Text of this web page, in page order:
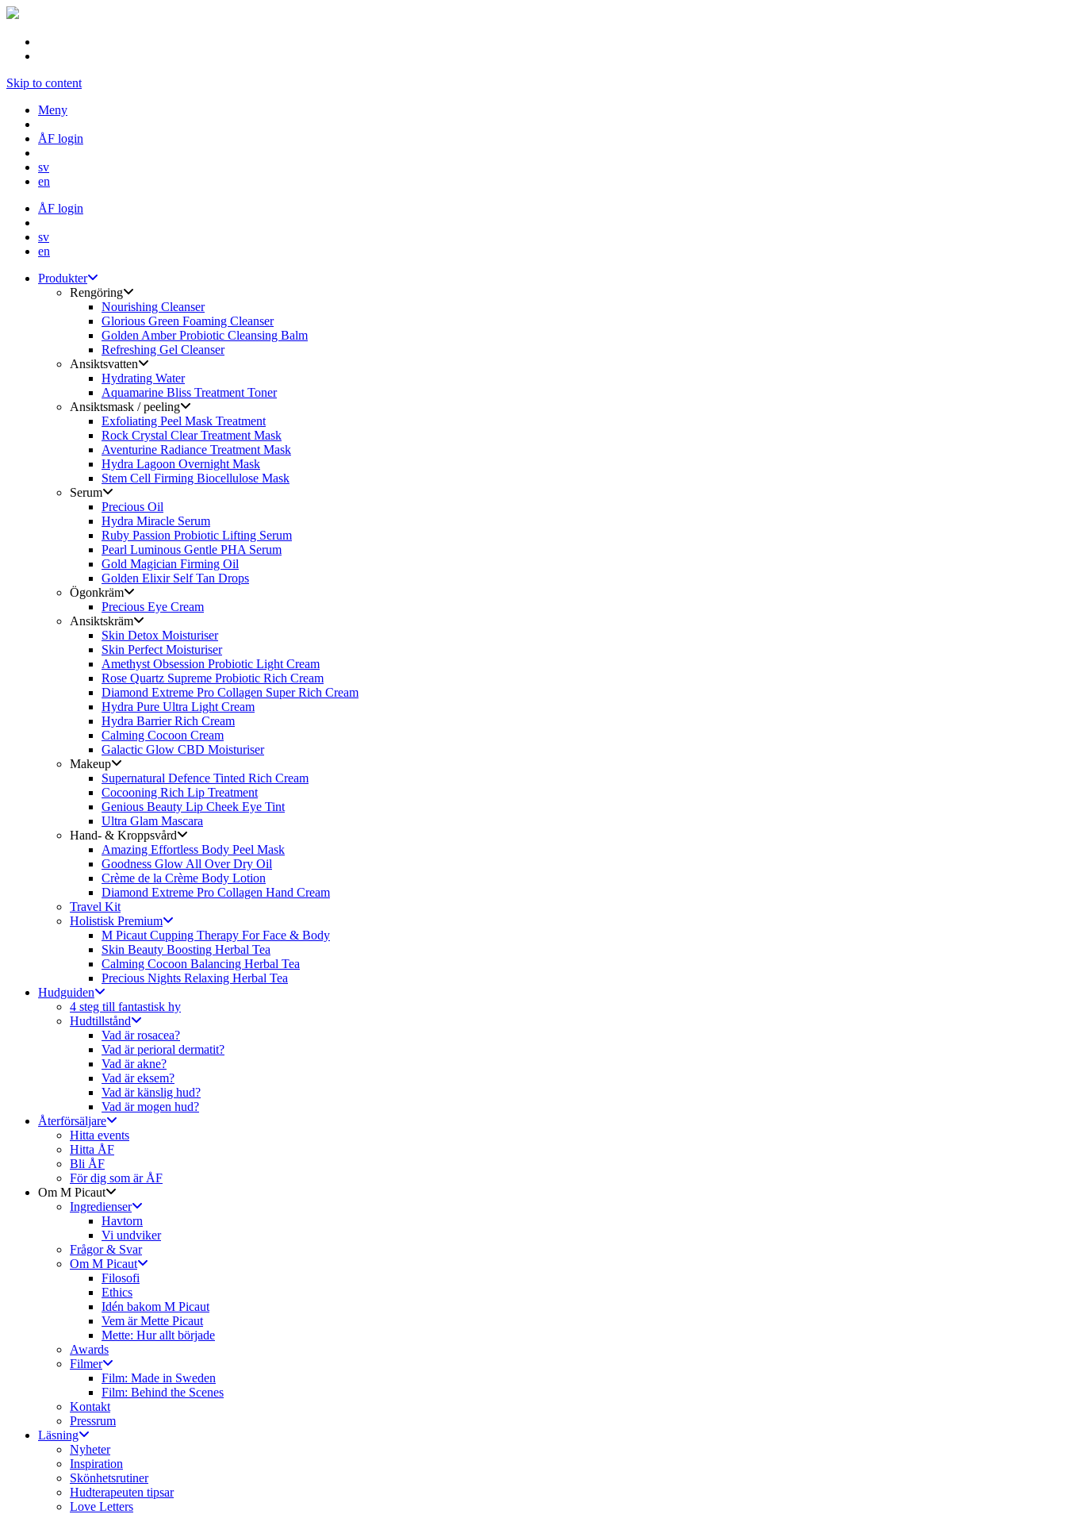
Skip to content
Meny
ÅF login
sv
en
ÅF login
sv
en
Produkter
Rengöring
Nourishing Cleanser
Glorious Green Foaming Cleanser
Golden Amber Probiotic Cleansing Balm
Refreshing Gel Cleanser
Ansiktsvatten
Hydrating Water
Aquamarine Bliss Treatment Toner
Ansiktsmask / peeling
Exfoliating Peel Mask Treatment
Rock Crystal Clear Treatment Mask
Aventurine Radiance Treatment Mask
Hydra Lagoon Overnight Mask
Stem Cell Firming Biocellulose Mask
Serum
Precious Oil
Hydra Miracle Serum
Ruby Passion Probiotic Lifting Serum
Pearl Luminous Gentle PHA Serum
Gold Magician Firming Oil
Golden Elixir Self Tan Drops
Ögonkräm
Precious Eye Cream
Ansiktskräm
Skin Detox Moisturiser
Skin Perfect Moisturiser
Amethyst Obsession Probiotic Light Cream
Rose Quartz Supreme Probiotic Rich Cream
Diamond Extreme Pro Collagen Super Rich Cream
Hydra Pure Ultra Light Cream
Hydra Barrier Rich Cream
Calming Cocoon Cream
Galactic Glow CBD Moisturiser
Makeup
Supernatural Defence Tinted Rich Cream
Cocooning Rich Lip Treatment
Genious Beauty Lip Cheek Eye Tint
Ultra Glam Mascara
Hand- & Kroppsvård
Amazing Effortless Body Peel Mask
Goodness Glow All Over Dry Oil
Crème de la Crème Body Lotion
Diamond Extreme Pro Collagen Hand Cream
Travel Kit
Holistisk Premium
M Picaut Cupping Therapy For Face & Body
Skin Beauty Boosting Herbal Tea
Calming Cocoon Balancing Herbal Tea
Precious Nights Relaxing Herbal Tea
Hudguiden
4 steg till fantastisk hy
Hudtillstånd
Vad är rosacea?
Vad är perioral dermatit?
Vad är akne?
Vad är eksem?
Vad är känslig hud?
Vad är mogen hud?
Återförsäljare
Hitta events
Hitta ÅF
Bli ÅF
För dig som är ÅF
Om M Picaut
Ingredienser
Havtorn
Vi undviker
Frågor & Svar
Om M Picaut
Filosofi
Ethics
Idén bakom M Picaut
Vem är Mette Picaut
Mette: Hur allt började
Awards
Filmer
Film: Made in Sweden
Film: Behind the Scenes
Kontakt
Pressrum
Läsning
Nyheter
Inspiration
Skönhetsrutiner
Hudterapeuten tipsar
Love Letters